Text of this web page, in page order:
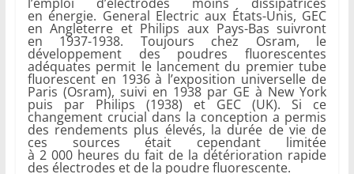
en énergie. General Electric aux États-Unis, GEC
en Angleterre et Philips aux Pays-Bas suivront
en 1937-1938. Toujours chez Osram, le
développement des poudres fluorescentes
adéquates permit le lancement du premier tube
fluorescent en 1936 à l’exposition universelle de
Paris (Osram), suivi en 1938 par GE à New York
puis par Philips (1938) et GEC (UK). Si ce
changement crucial dans la conception a permis
des rendements plus élevés, la durée de vie de
ces sources était cependant limitée
à 2 000 heures du fait de la détérioration rapide
des électrodes et de la poudre fluorescente.